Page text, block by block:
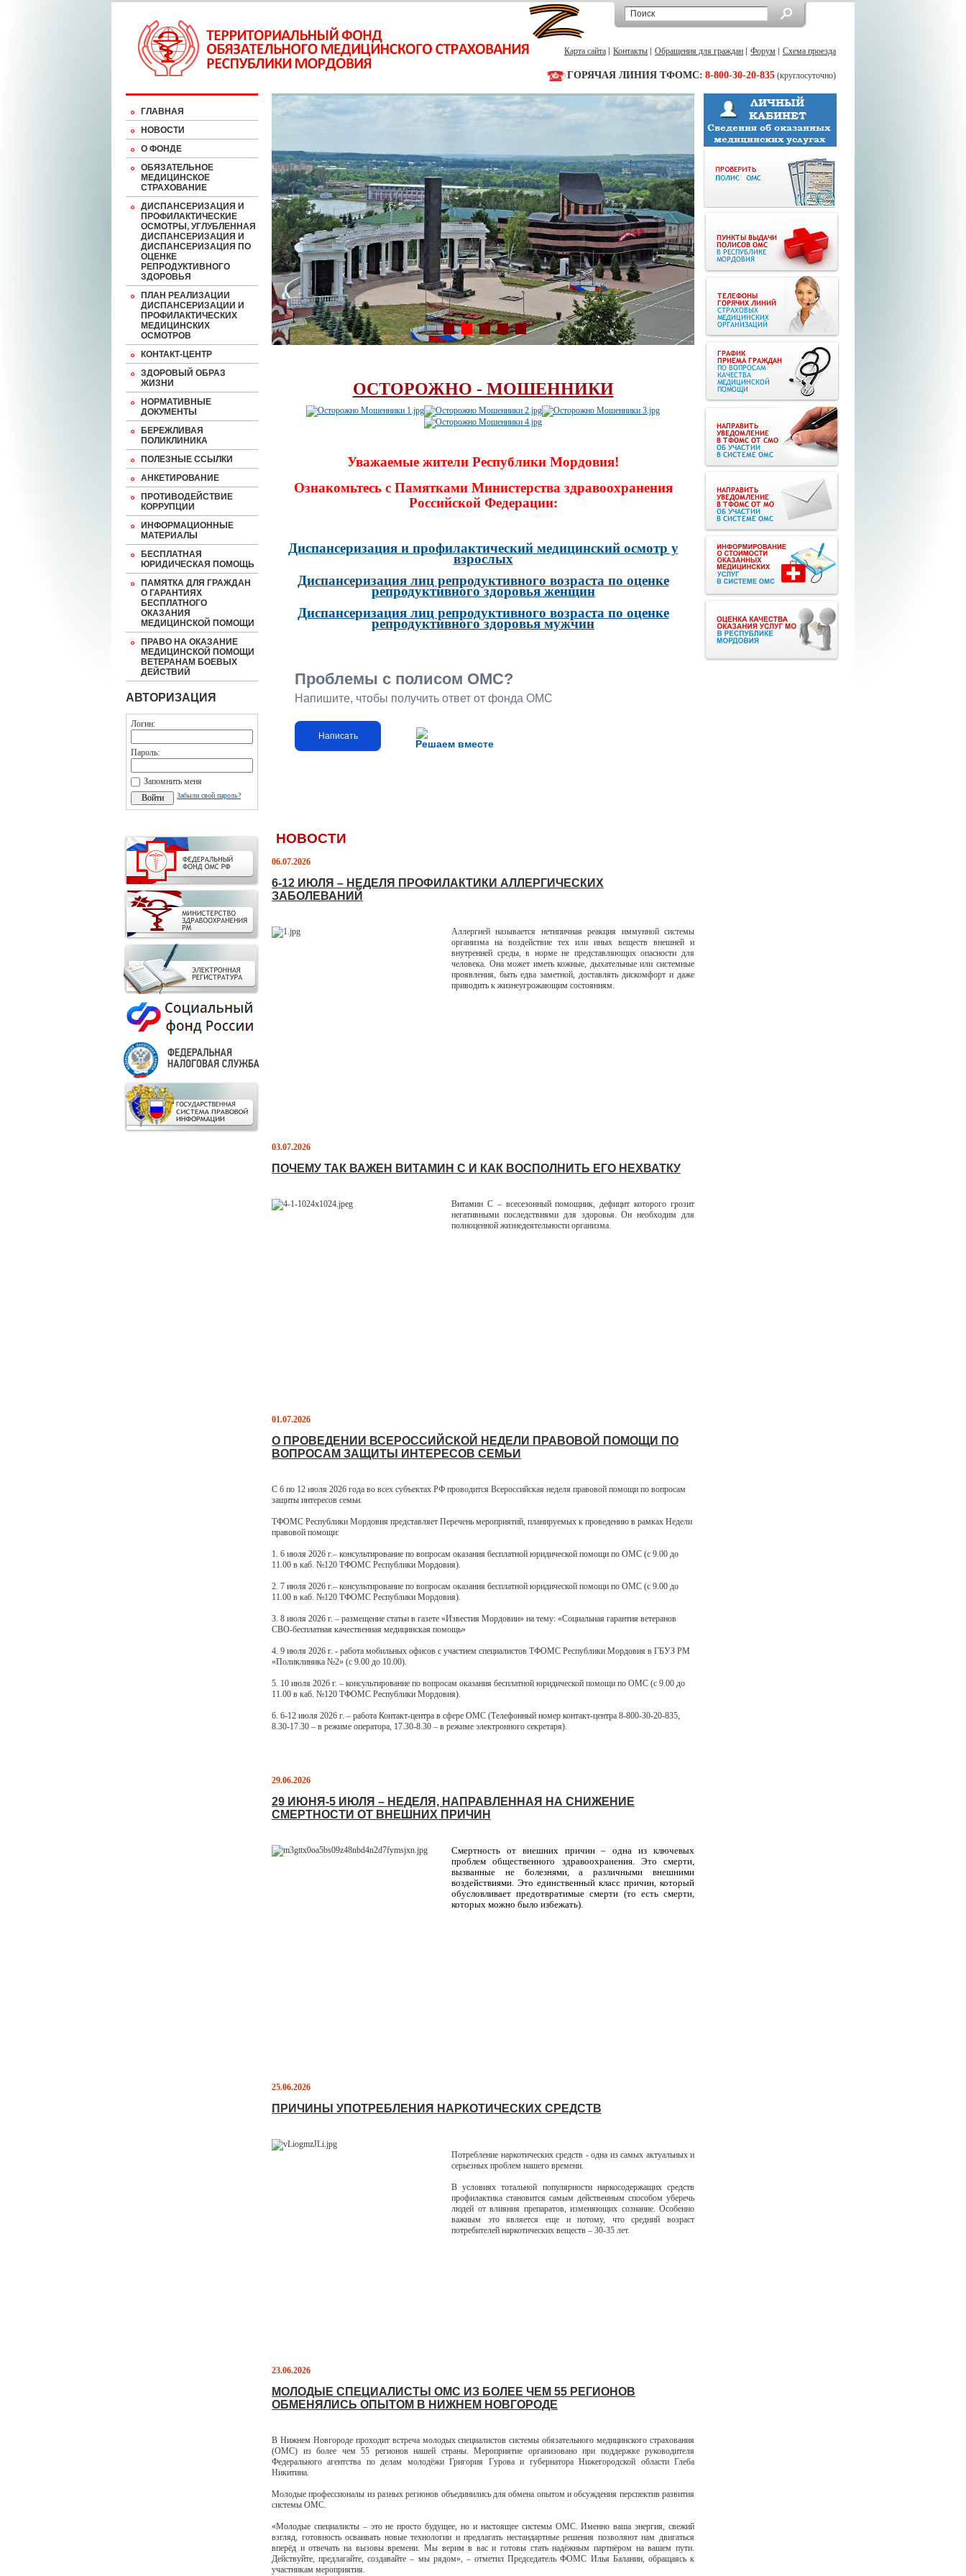
Карта сайта Контакты Обращения для граждан Форум Схема проезда
ГОРЯЧАЯ ЛИНИЯ ТФОМС: 8-800-30-20-835 (круглосуточно)
ГЛАВНАЯ
НОВОСТИ
О ФОНДЕ
ОБЯЗАТЕЛЬНОЕ
МЕДИЦИНСКОЕ
СТРАХОВАНИЕ
ДИСПАНСЕРИЗАЦИЯ И
ПРОФИЛАКТИЧЕСКИЕ
ОСМОТРЫ, УГЛУБЛЕННАЯ
ДИСПАНСЕРИЗАЦИЯ И
ДИСПАНСЕРИЗАЦИЯ ПО
ОЦЕНКЕ
РЕПРОДУКТИВНОГО
ЗДОРОВЬЯ
ПЛАН РЕАЛИЗАЦИИ
ДИСПАНСЕРИЗАЦИИ И
ПРОФИЛАКТИЧЕСКИХ
МЕДИЦИНСКИХ
ОСМОТРОВ
КОНТАКТ-ЦЕНТР
ЗДОРОВЫЙ ОБРАЗ
ЖИЗНИ
НОРМАТИВНЫЕ
ДОКУМЕНТЫ
БЕРЕЖЛИВАЯ
ПОЛИКЛИНИКА
ПОЛЕЗНЫЕ ССЫЛКИ
АНКЕТИРОВАНИЕ
ПРОТИВОДЕЙСТВИЕ
КОРРУПЦИИ
ИНФОРМАЦИОННЫЕ
МАТЕРИАЛЫ
БЕСПЛАТНАЯ
ЮРИДИЧЕСКАЯ ПОМОЩЬ
ПАМЯТКА ДЛЯ ГРАЖДАН
О ГАРАНТИЯХ
БЕСПЛАТНОГО
ОКАЗАНИЯ
МЕДИЦИНСКОЙ ПОМОЩИ
ПРАВО НА ОКАЗАНИЕ
МЕДИЦИНСКОЙ ПОМОЩИ
ВЕТЕРАНАМ БОЕВЫХ
ДЕЙСТВИЙ
АВТОРИЗАЦИЯ
Логин:
Пароль:
Запомнить меня
Забыли свой пароль?
ОСТОРОЖНО - МОШЕННИКИ
Уважаемые жители Республики Мордовия!
Ознакомьтесь с Памятками Министерства здравоохранения
Российской Федерации:
Диспансеризация и профилактический медицинский осмотр у
взрослых
Диспансеризация лиц репродуктивного возраста по оценке
репродуктивного здоровья женщин
Диспансеризация лиц репродуктивного возраста по оценке
репродуктивного здоровья мужчин
Решаем вместе
Проблемы с полисом ОМС?
Напишите, чтобы получить ответ от фонда ОМС
Написать
НОВОСТИ
06.07.2026
6-12 ИЮЛЯ – НЕДЕЛЯ ПРОФИЛАКТИКИ АЛЛЕРГИЧЕСКИХ
ЗАБОЛЕВАНИЙ
Аллергией называется нетипичная реакция иммунной системы
организма на воздействие тех или иных веществ внешней и
внутренней среды, в норме не представляющих опасности для
человека. Она может иметь кожные, дыхательные или системные
проявления, быть едва заметной, доставлять дискомфорт и даже
приводить к жизнеугрожающим состояниям.
03.07.2026
ПОЧЕМУ ТАК ВАЖЕН ВИТАМИН С И КАК ВОСПОЛНИТЬ ЕГО НЕХВАТКУ
Витамин С – всесезонный помощник, дефицит которого грозит
негативными последствиями для здоровья. Он необходим для
полноценной жизнедеятельности организма.
01.07.2026
О ПРОВЕДЕНИИ ВСЕРОССИЙСКОЙ НЕДЕЛИ ПРАВОВОЙ ПОМОЩИ ПО
ВОПРОСАМ ЗАЩИТЫ ИНТЕРЕСОВ СЕМЬИ
С 6 по 12 июля 2026 года во всех субъектах РФ проводится Всероссийская неделя правовой помощи по вопросам
защиты интересов семьи.
ТФОМС Республики Мордовия представляет Перечень мероприятий, планируемых к проведению в рамках Недели
правовой помощи:
1. 6 июля 2026 г.– консультирование по вопросам оказания бесплатной юридической помощи по ОМС (с 9.00 до
11.00 в каб. №120 ТФОМС Республики Мордовия).
2. 7 июля 2026 г.– консультирование по вопросам оказания бесплатной юридической помощи по ОМС (с 9.00 до
11.00 в каб. №120 ТФОМС Республики Мордовия).
3. 8 июля 2026 г. – размещение статьи в газете «Известия Мордовии» на тему: «Социальная гарантия ветеранов
СВО-бесплатная качественная медицинская помощь»
4. 9 июля 2026 г. - работа мобильных офисов с участием специалистов ТФОМС Республики Мордовия в ГБУЗ РМ
«Поликлиника №2» (с 9.00 до 10.00).
5. 10 июля 2026 г. – консультирование по вопросам оказания бесплатной юридической помощи по ОМС (с 9.00 до
11.00 в каб. №120 ТФОМС Республики Мордовия).
6. 6-12 июля 2026 г. – работа Контакт-центра в сфере ОМС (Телефонный номер контакт-центра 8-800-30-20-835,
8.30-17.30 – в режиме оператора, 17.30-8.30 – в режиме электронного секретаря).
29.06.2026
29 ИЮНЯ-5 ИЮЛЯ – НЕДЕЛЯ, НАПРАВЛЕННАЯ НА СНИЖЕНИЕ
СМЕРТНОСТИ ОТ ВНЕШНИХ ПРИЧИН
Смертность от внешних причин – одна из ключевых
проблем общественного здравоохранения. Это смерти,
вызванные не болезнями, а различными внешними
воздействиями. Это единственный класс причин, который
обусловливает предотвратимые смерти (то есть смерти,
которых можно было избежать).
25.06.2026
ПРИЧИНЫ УПОТРЕБЛЕНИЯ НАРКОТИЧЕСКИХ СРЕДСТВ
Потребление наркотических средств - одна из самых актуальных и
серьезных проблем нашего времени.
В условиях тотальной популярности наркосодержащих средств
профилактика становится самым действенным способом уберечь
людей от влияния препаратов, изменяющих сознание. Особенно
важным это является еще и потому, что средний возраст
потребителей наркотических веществ – 30-35 лет.
23.06.2026
МОЛОДЫЕ СПЕЦИАЛИСТЫ ОМС ИЗ БОЛЕЕ ЧЕМ 55 РЕГИОНОВ
ОБМЕНЯЛИСЬ ОПЫТОМ В НИЖНЕМ НОВГОРОДЕ
В Нижнем Новгороде проходит встреча молодых специалистов системы обязательного медицинского страхования
(ОМС) из более чем 55 регионов нашей страны. Мероприятие организовано при поддержке руководителя
Федерального агентства по делам молодёжи Григория Гурова и губернатора Нижегородской области Глеба
Никитина.
Молодые профессионалы из разных регионов объединились для обмена опытом и обсуждения перспектив развития
системы ОМС.
«Молодые специалисты – это не просто будущее, но и настоящее системы ОМС. Именно ваша энергия, свежий
взгляд, готовность осваивать новые технологии и предлагать нестандартные решения позволяют нам двигаться
вперёд и отвечать на вызовы времени. Мы верим в вас и готовы стать надёжным партнёром на вашем пути.
Действуйте, предлагайте, создавайте – мы рядом», – отметил Председатель ФОМС Илья Баланин, обращаясь к
участникам мероприятия.